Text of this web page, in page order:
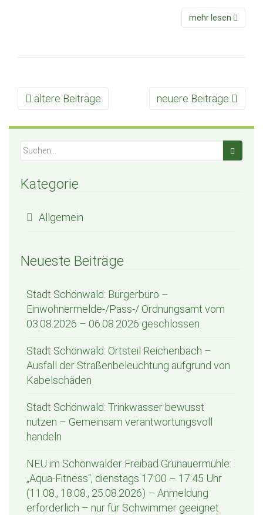
mehr lesen
Beitrags Navigation
ältere Beiträge neuere Beiträge
Kategorie
Allgemein
Neueste Beiträge
Stadt Schönwald: Bürgerbüro –
Einwohnermelde-/Pass-/ Ordnungsamt vom
03.08.2026 – 06.08.2026 geschlossen
Stadt Schönwald: Ortsteil Reichenbach –
Ausfall der Straßenbeleuchtung aufgrund von
Kabelschäden
Stadt Schönwald: Trinkwasser bewusst
nutzen – Gemeinsam verantwortungsvoll
handeln
NEU im Schönwalder Freibad Grünauermühle:
„Aqua-Fitness“, dienstags 17:00 – 17:45 Uhr
(11.08., 18.08., 25.08.2026) – Anmeldung
erforderlich – nur für Schwimmer geeignet